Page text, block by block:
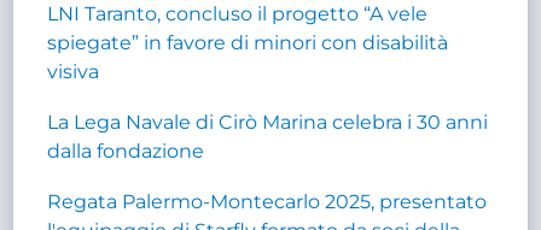
LNI Taranto, concluso il progetto “A vele
spiegate” in favore di minori con disabilità
visiva
La Lega Navale di Cirò Marina celebra i 30 anni
dalla fondazione
Regata Palermo-Montecarlo 2025, presentato